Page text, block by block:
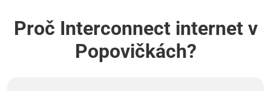
Proč Interconnect internet v
Popovičkách?